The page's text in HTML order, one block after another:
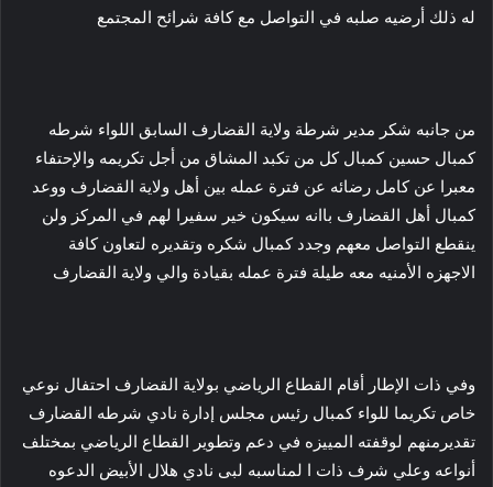
له ذلك أرضيه صلبه في التواصل مع كافة شرائح المجتمع
من جانبه شكر مدير شرطة ولاية القضارف السابق اللواء شرطه
كمبال حسين كمبال كل من تكبد المشاق من أجل تكريمه والإحتفاء
معبرا عن كامل رضائه عن فترة عمله بين أهل ولاية القضارف ووعد
كمبال أهل القضارف باانه سيكون خير سفيرا لهم في المركز ولن
ينقطع التواصل معهم وجدد كمبال شكره وتقديره لتعاون كافة
الاجهزه الأمنيه معه طيلة فترة عمله بقيادة والي ولاية القضارف
وفي ذات الإطار أقام القطاع الرياضي بولاية القضارف احتفال نوعي
خاص تكريما للواء كمبال رئيس مجلس إدارة نادي شرطه القضارف
تقديرمنهم لوقفته المييزه في دعم وتطوير القطاع الرياضي بمختلف
أنواعه وعلي شرف ذات ا لمناسبه لبى نادي هلال الأبيض الدعوه